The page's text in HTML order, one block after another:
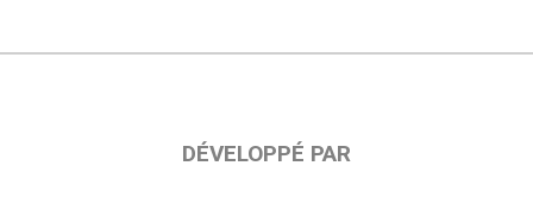
DÉVELOPPÉ PAR